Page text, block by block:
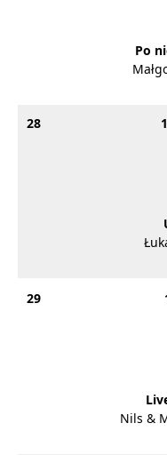
Po
28
29
Nils &